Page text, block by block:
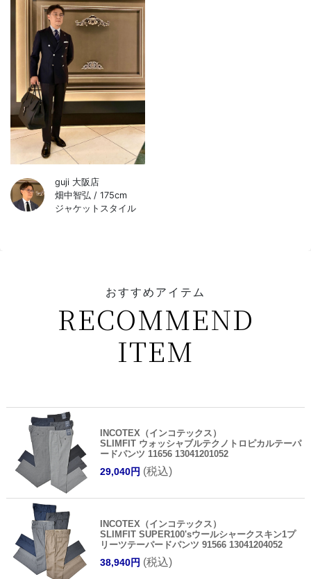
guji 大阪店
畑中智弘 / 175cm
ジャケットスタイル
おすすめアイテム
RECOMMEND
ITEM
INCOTEX（インコテックス）
SLIMFIT ウォッシャブルテクノトロピカルテーパ
ードパンツ 11656 13041201052
29,040円 (税込)
INCOTEX（インコテックス）
SLIMFIT SUPER100'sウールシャークスキン1プ
リーツテーパードパンツ 91566 13041204052
38,940円 (税込)